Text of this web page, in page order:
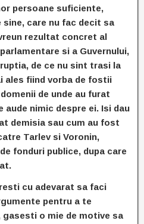
persoane suficiente,
care nu fac decit sa
rezultat concret al
si a Guvernului,
de ce nu sint trasi la
ales fiind vorba de fostii
de unde au furat
aude nimic despre ei. Isi dau
demisia sau cum au fost
Tarlev si Voronin,
fonduri publice, dupa care
cu adevarat sa faci
pentru a te
gasesti o mie de motive sa